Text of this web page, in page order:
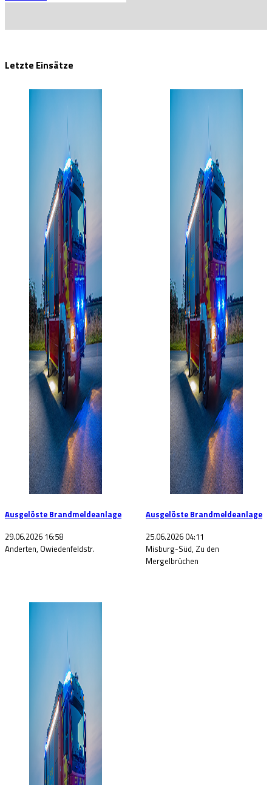
Letzte Einsätze
Ausgelöste Brandmeldeanlage
29.06.2026 16:58
Anderten, Owiedenfeldstr.
Ausgelöste Brandmeldeanlage
25.06.2026 04:11
Misburg-Süd, Zu den
Mergelbrüchen